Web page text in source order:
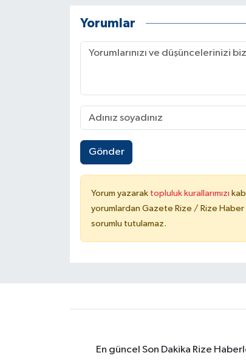
Yorumlar
Gönder
Yorum yazarak topluluk kurallarımızı
yorumlardan Gazete Rize / Rize
sorumlu tutulamaz.
En güncel Son Dakika Rize